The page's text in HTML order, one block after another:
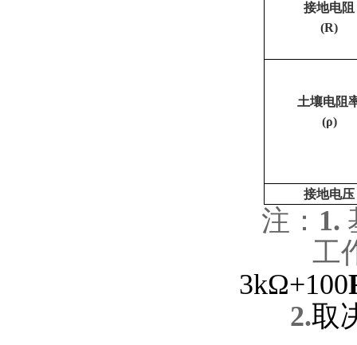
接地电阻
(R)
土壤电阻
(ρ)
接地电压
注： 1.
工
3kΩ+100
2.取